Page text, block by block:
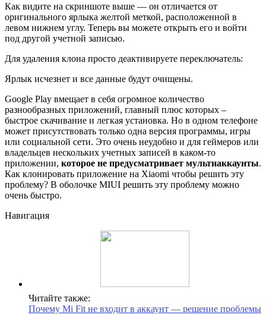
Как видите на скриншоте выше — он отличается от
оригинального ярлыка желтой меткой, расположенной в
левом нижнем углу. Теперь вы можете открыть его и войти
под другой учетной записью.
Для удаления клона просто деактивируете переключатель:
Ярлык исчезнет и все данные будут очищены.
Google Play вмещает в себя огромное количество
разнообразных приложений, главный плюс которых –
быстрое скачивание и легкая установка. Но в одном телефоне
может присутствовать только одна версия программы, игры
или социальной сети. Это очень неудобно и для геймеров или
владельцев нескольких учетных записей в каком-то
приложении, которое не предусматривает мультиаккаунты.
Как клонировать приложение на Xiaomi чтобы решить эту
проблему? В оболочке MIUI решить эту проблему можно
очень быстро.
Навигация
Читайте также:
Почему Mi Fit не входит в аккаунт — решение проблемы